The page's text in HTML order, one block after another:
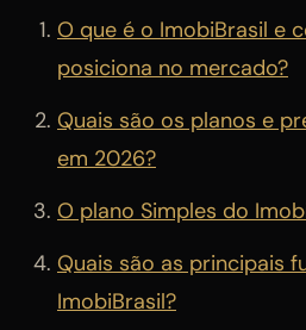
O que é o ImobiBrasil e
posiciona no mercado?
Quais são os planos e
em 2026?
O plano Simples do
Quais são as principais
ImobiBrasil?